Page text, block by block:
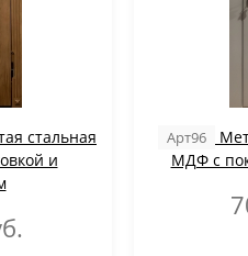
стальная
и
Арт96
МДФ с